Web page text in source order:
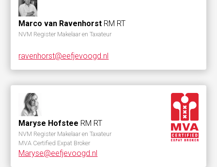
Marco van Ravenhorst RM RT
NVM Register Makelaar en Taxateur
ravenhorst@eefjevoogd.nl
Maryse Hofstee RM RT
NVM Register Makelaar en Taxateur
MVA Certified Expat Broker
Maryse@eefjevoogd.nl